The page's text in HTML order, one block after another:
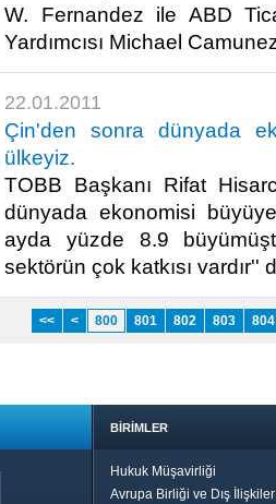
W. Fernandez ile ABD
Yardımcısı Michael
22.01.2011
Çin'den sonra dünyada
ülkeyiz.
TOBB Başkanı Rifat
dünyada ekonomisi
ayda yüzde 8.9
sektörün çok katkısı vardır''
<< < 800 801 802 803 804
BİRİMLER
Hukuk Müşavirliği
Avrupa Birliği ve Dış